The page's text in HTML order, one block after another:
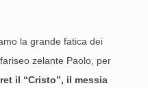
la grande fatica dei
zelante Paolo, per
il “Cristo”, il messia